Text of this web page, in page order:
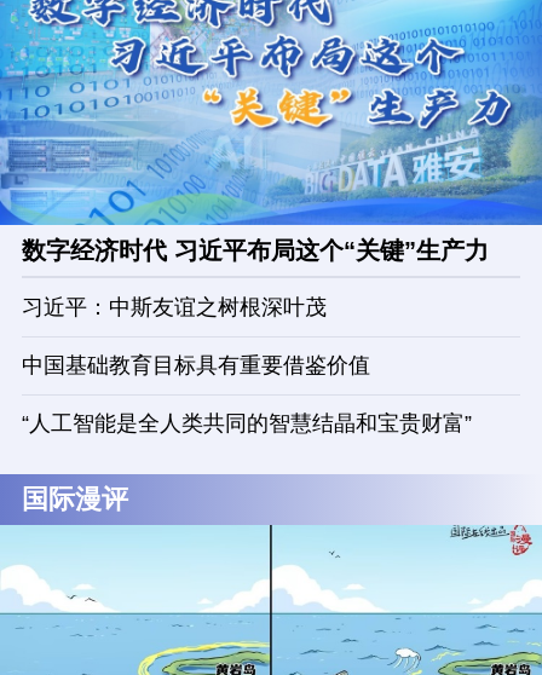
数字经济时代 习近平布局这个“关键”生产力
习近平：中斯友谊之树根深叶茂
中国基础教育目标具有重要借鉴价值
“人工智能是全人类共同的智慧结晶和宝贵财富”
国际漫评